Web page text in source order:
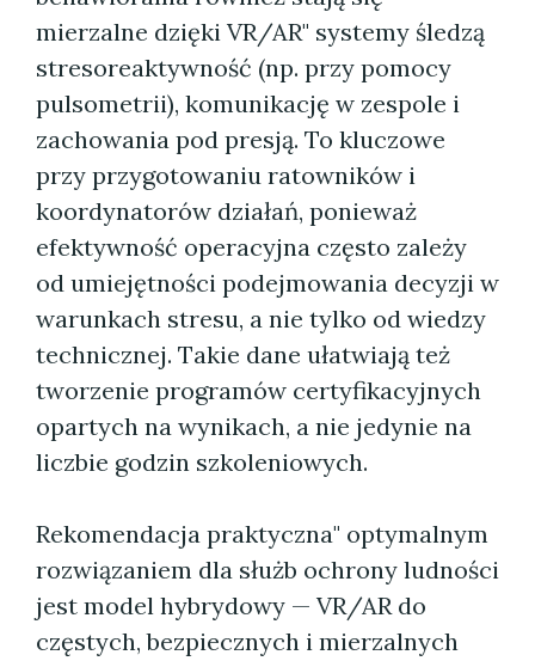
mierzalne dzięki VR/AR" systemy śledzą
stresoreaktywność (np. przy pomocy
pulsometrii), komunikację w zespole i
zachowania pod presją. To kluczowe
przy przygotowaniu ratowników i
koordynatorów działań, ponieważ
efektywność operacyjna często zależy
od umiejętności podejmowania decyzji w
warunkach stresu, a nie tylko od wiedzy
technicznej. Takie dane ułatwiają też
tworzenie programów certyfikacyjnych
opartych na wynikach, a nie jedynie na
liczbie godzin szkoleniowych.
Rekomendacja praktyczna" optymalnym
rozwiązaniem dla służb ochrony ludności
jest model hybrydowy — VR/AR do
częstych, bezpiecznych i mierzalnych